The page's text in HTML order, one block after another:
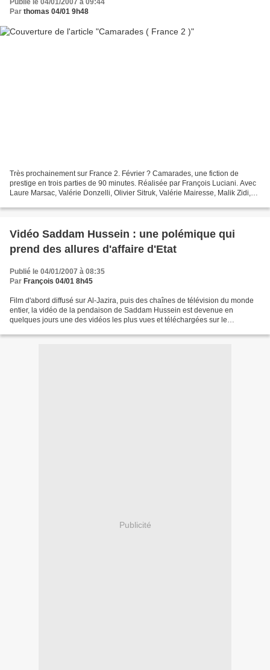
Publié le 04/01/2007 à 09:44
Par thomas 04/01 9h48
Très prochainement sur France 2. Février ? Camarades, une fiction de
prestige en trois parties de 90 minutes. Réalisée par François Luciani. Avec
Laure Marsac, Valérie Donzelli, Olivier Sitruk, Valérie Mairesse, Malik Zidi,
Vidéo Saddam Hussein : une polémique qui
prend des allures d'affaire d'Etat
Publié le 04/01/2007 à 08:35
Par François 04/01 8h45
Film d'abord diffusé sur Al-Jazira, puis des chaînes de télévision du monde
entier, la vidéo de la pendaison de Saddam Hussein est devenue en
quelques jours une des vidéos les plus vues et téléchargées sur le
Publicité